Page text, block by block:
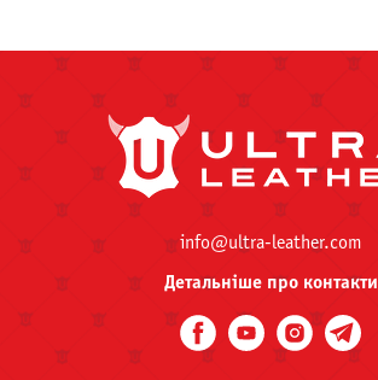
info@ultra-leather.com
Детальніше про контакти